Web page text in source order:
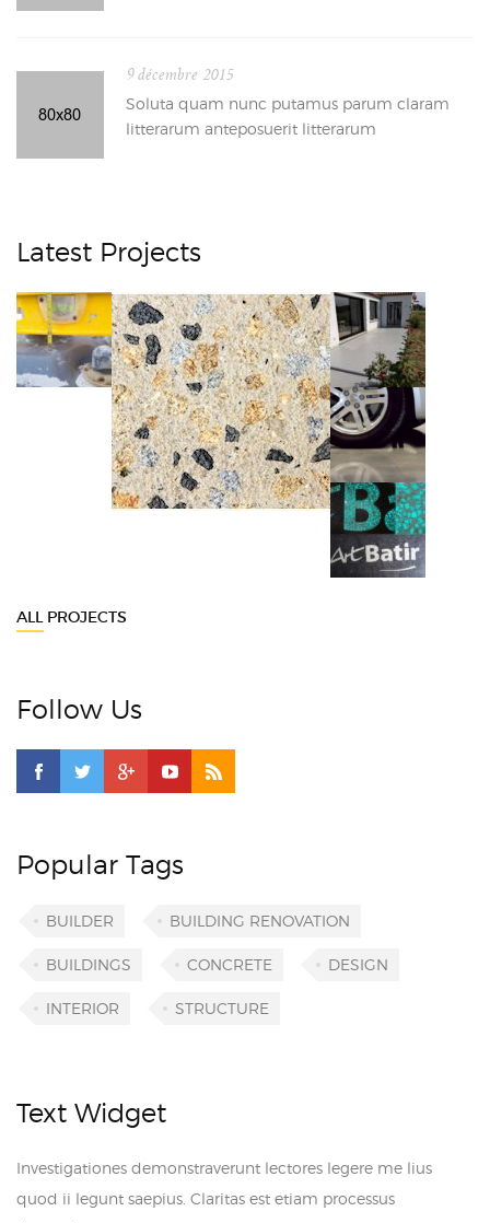
9 décembre 2015
Soluta quam nunc putamus parum claram
litterarum anteposuerit litterarum
Latest Projects
ALL PROJECTS
Follow Us
Popular Tags
BUILDER BUILDING RENOVATION
BUILDINGS CONCRETE DESIGN
INTERIOR STRUCTURE
Text Widget
Investigationes demonstraverunt lectores legere me lius
quod ii legunt saepius. Claritas est etiam processus